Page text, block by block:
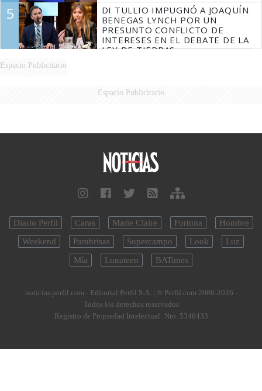
5
DI TULLIO IMPUGNÓ A JOAQUÍN
BENEGAS LYNCH POR UN
PRESUNTO CONFLICTO DE
INTERESES EN EL DEBATE DE LA
LEY DE TIERRAS
Espacio Publicitario
Espacio Publicitario
Diario Perfil Caras Marie Claire Fortuna
Hombre
Weekend
Parabrisas Supercampo Look
Luz
Mía
Lunateen BATimes
noticias.perfil.com - Editorial Perfil S.A. | © Perfil.com 2006-2026 -
Todos los derechos reservados
Registro de Propiedad Intelectual: Nro. 5346433